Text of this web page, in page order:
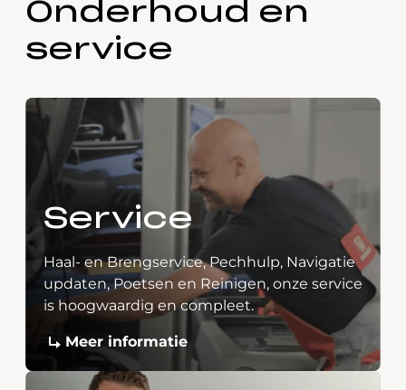
Onderhoud en
service
Service
Haal- en Brengservice, Pechhulp, Navigatie
updaten, Poetsen en Reinigen, onze service
is hoogwaardig en compleet.
Meer informatie